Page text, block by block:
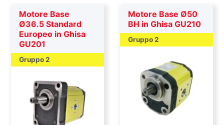
Motore Base
Ø36.5 Standard
Europeo in Ghisa
GU201
Gruppo 2
Motore Base Ø50
BH in Ghisa GU210
Gruppo 2